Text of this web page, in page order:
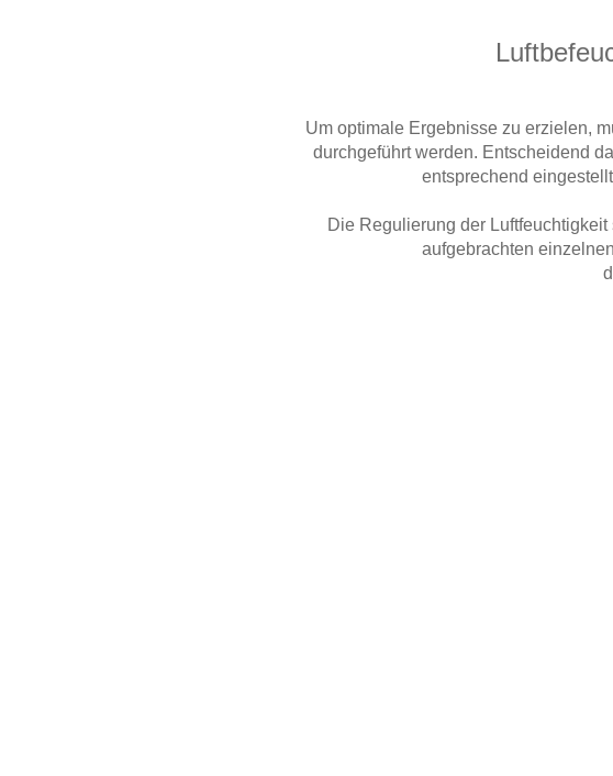
Um optimale Ergebnisse zu erzielen,
durchgeführt werden. Entscheidend
entsprechend
Die Regulierung der
aufgebrachten